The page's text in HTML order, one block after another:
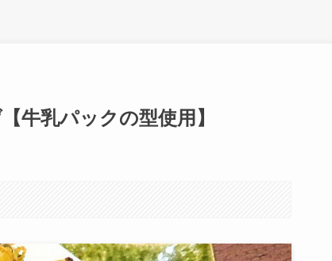
牛乳パックの型使用】